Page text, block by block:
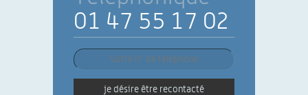
01 47 55 17 02
je désire être recontacté